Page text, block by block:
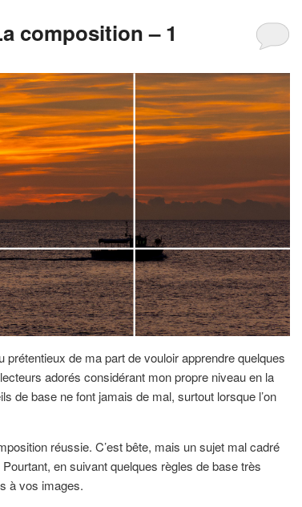
composition – 1
prétentieux de ma part de vouloir apprendre quelques
adorés considérant mon propre niveau en la
de base ne font jamais de mal, surtout lorsque l’on
réussie. C’est bête, mais un sujet mal cadré
en suivant quelques règles de base très
à vos images.